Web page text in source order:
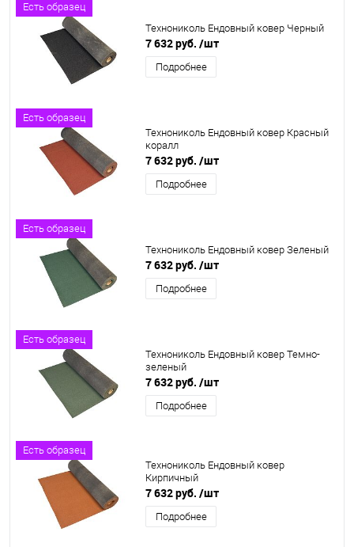
Есть образец
Технониколь Ендовный ковер Черный
7 632 руб. /шт
Подробнее
Есть образец
Технониколь Ендовный ковер Красный
коралл
7 632 руб. /шт
Подробнее
Есть образец
Технониколь Ендовный ковер Зеленый
7 632 руб. /шт
Подробнее
Есть образец
Технониколь Ендовный ковер Темно-
зеленый
7 632 руб. /шт
Подробнее
Есть образец
Технониколь Ендовный ковер
Кирпичный
7 632 руб. /шт
Подробнее